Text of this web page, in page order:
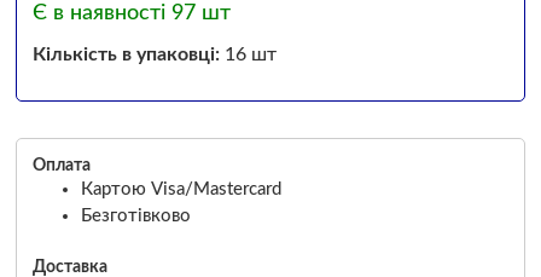
Є в наявності 97 шт
Кількість в упаковці:16 шт
Оплата
Картою Visa/Mastercard
Безготівково
Доставка